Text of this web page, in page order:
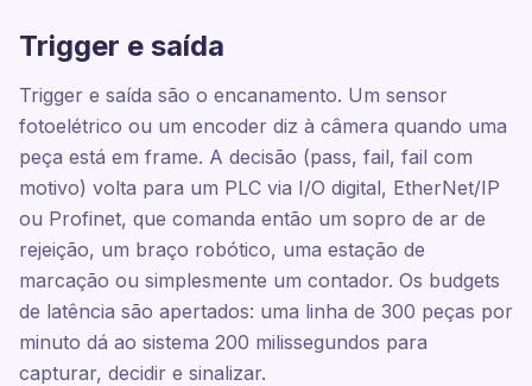
Trigger e saída
Trigger e saída são o encanamento. Um sensor
fotoelétrico ou um encoder diz à câmera quando uma
peça está em frame. A decisão (pass, fail, fail com
motivo) volta para um PLC via I/O digital, EtherNet/IP
ou Profinet, que comanda então um sopro de ar de
rejeição, um braço robótico, uma estação de
marcação ou simplesmente um contador. Os budgets
de latência são apertados: uma linha de 300 peças por
minuto dá ao sistema 200 milissegundos para
capturar, decidir e sinalizar.